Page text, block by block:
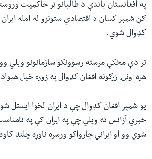
په افغانستان باندې د طالبانو تر حاکمیت
ګڼ شمېر کسان د اقتصادي ستونزو له امله ایران
کډوال شوي.
تر دې مخکې مرسته رسوونکو سازمانونو ویلي
هره اونۍ زرګونه افغان کډوال په زوره خپل
یو شمېر افغان کډوال چې د ایران لخوا ایستل
خبري آژانس ته ویلي چې په ایران کې په
شوي وو او ایراني چارواکو ورسره ناوړه چلند